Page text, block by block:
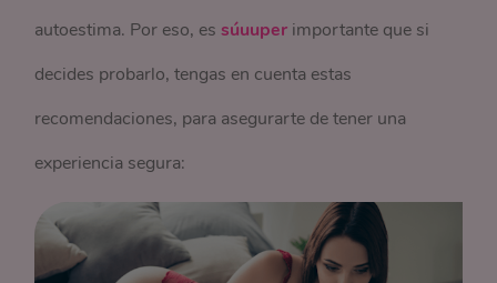
autoestima. Por eso, essúuuper importante que si
decides probarlo, tengas en cuenta estas
recomendaciones, para asegurarte de tener una
experiencia segura: